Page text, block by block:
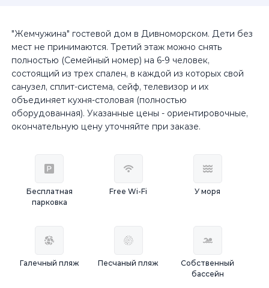
"Жемчужина" гостевой дом в Дивноморском. Дети без
мест не принимаются. Третий этаж можно снять
полностью (Семейный номер) на 6-9 человек,
состоящий из трех спален, в каждой из которых свой
санузел, сплит-система, сейф, телевизор и их
объединяет кухня-столовая (полностью
оборудованная). Указанные цены - ориентировочные,
окончательную цену уточняйте при заказе.
Бесплатная
парковка
Free Wi-Fi У моря
Галечный пляж Песчаный пляж
Собственный
бассейн